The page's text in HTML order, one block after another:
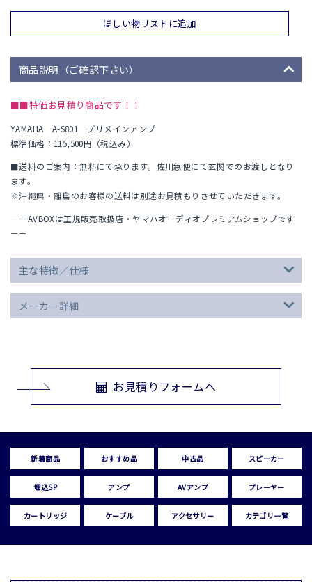
ほしい物リストに追加
商品説明（ご確認下さい）
■■特価お見積り商品です！！
YAMAHA A-S801 プリメインアンプ
標準価格：115,500円（税込み）
■送料のご案内：無料にて承ります。佐川急便にて玄関でのお渡しとなり
ます。
※沖縄県・離島のお客様の送料は別途お見積もりさせていただきます。
ーーAVBOXは正規販売取扱店・ヤマハオーディオプレミアムショップです
－－
主な特徴／仕様
メーカー詳細
お見積りフォームへ
新着商品 おすすめ品 中古品 スピーカー
埋込SP アンプ AVアンプ プレーヤー
カートリッジ ケーブル アクセサリー カテゴリ一覧